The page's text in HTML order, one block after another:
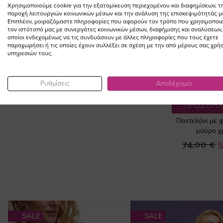
ΣΥΜΠΛΗΡΩΣΤΕ ΤΟ
LOOK
Παντελόνι με
μαύρο
74,00 €
SALE SALE
Χρησιμοποιούμε cookie για την εξατομίκευση περιεχομένου και διαφημίσεων,
παροχή λειτουργιών κοινωνικών μέσων και την ανάλυση της επισκεψιμότητάς
Επιπλέον, μοιραζόμαστε πληροφορίες που αφορούν τον τρόπο που
τον ιστότοπό μας με συνεργάτες κοινωνικών μέσων, διαφήμισης και αναλύσεων,
οποίοι ενδεχομένως να τις συνδυάσουν με άλλες πληροφορίες που τους έχετε
παραχωρήσει ή τις οποίες έχουν συλλέξει σε σχέση με την από μέρους σας
υπηρεσιών τους.
Ρυθμίσεις Αποδέχομαι